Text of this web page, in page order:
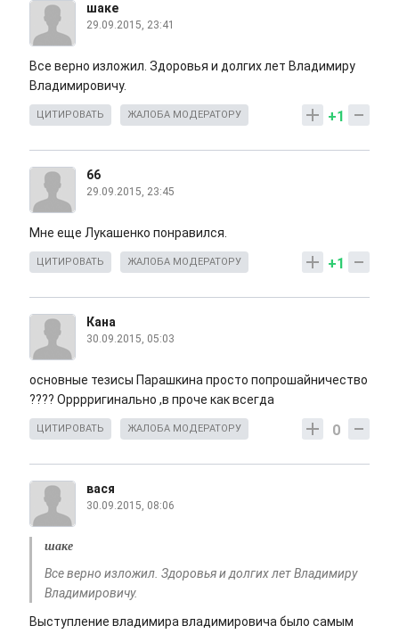
шаке
29.09.2015, 23:41
Все верно изложил. Здоровья и долгих лет Владимиру
Владимировичу.
+1
ЦИТИРОВАТЬ ЖАЛОБА МОДЕРАТОРУ
66
29.09.2015, 23:45
Мне еще Лукашенко понравился.
+1
ЦИТИРОВАТЬ ЖАЛОБА МОДЕРАТОРУ
Кана
30.09.2015, 05:03
основные тезисы Парашкина просто попрошайничество
???? Орррригинально ,в проче как всегда
0
ЦИТИРОВАТЬ ЖАЛОБА МОДЕРАТОРУ
вася
30.09.2015, 08:06
шаке
Все верно изложил. Здоровья и долгих лет Владимиру
Владимировичу.
Выступление владимира владимировича было самым